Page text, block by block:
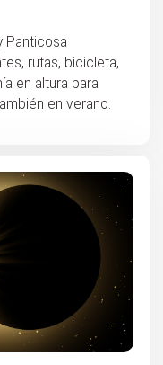
Panticosa
rutas, bicicleta,
en altura para
en verano.